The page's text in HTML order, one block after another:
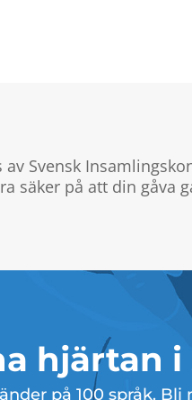
av Svensk
säker på att din gåva
hjärtan
på 100 språk.